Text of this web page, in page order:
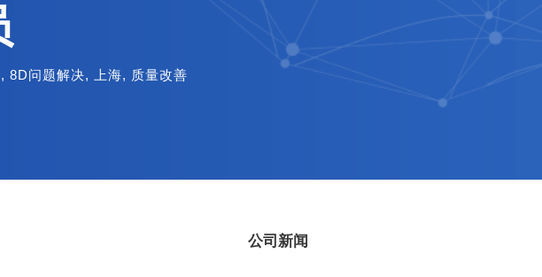
, 8D问题解决, 上海, 质量改善
公司新闻